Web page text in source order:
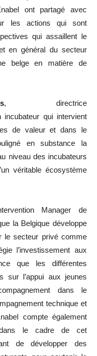
ont partagé avec
les actions qui sont
qui assaillent le
en général du secteur
belge en matière de
, directrice
incubateur qui intervient
de valeur et dans le
en substance la
niveau des incubateurs
véritable écosystème
Manager de
la Belgique développe
le secteur privé comme
l’investissement aux
que les différentes
sur l’appui aux jeunes
dans le
technique et
compte également
dans le cadre de cet
de développer des